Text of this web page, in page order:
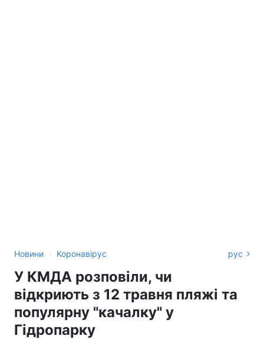
Новини › Коронавірус рус
У КМДА розповіли, чи
відкриють з 12 травня пляжі та
популярну "качалку" у
Гідропарку